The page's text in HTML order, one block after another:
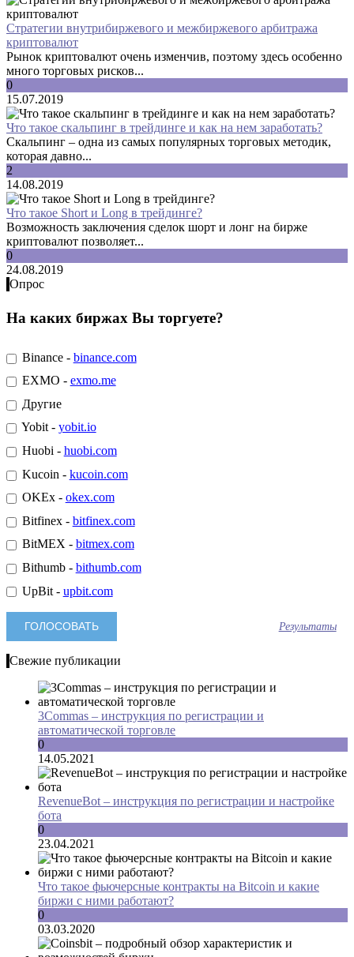
Стратегии внутрибиржевого и межбиржевого арбитража
криптовалют
Рынок криптовалют очень изменчив, поэтому здесь особенно
много торговых рисков...
0
15.07.2019
Что такое скальпинг в трейдинге и как на нем заработать?
Скальпинг – одна из самых популярных торговых методик,
которая давно...
2
14.08.2019
Что такое Short и Long в трейдинге?
Возможность заключения сделок шорт и лонг на бирже
криптовалют позволяет...
0
24.08.2019
Опрос
На каких биржах Вы торгуете?
Binance - binance.com
EXMO - exmo.me
Другие
Yobit - yobit.io
Huobi - huobi.com
Kucoin - kucoin.com
OKEx - okex.com
Bitfinex - bitfinex.com
BitMEX - bitmex.com
Bithumb - bithumb.com
UpBit - upbit.com
Результаты
Свежие публикации
3Commas – инструкция по регистрации и
автоматической торговле
0
14.05.2021
RevenueBot – инструкция по регистрации и настройке
бота
0
23.04.2021
Что такое фьючерсные контракты на Bitcoin и какие
биржи с ними работают?
0
03.03.2020